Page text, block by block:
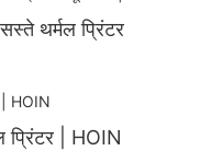
थर्मल प्रिंटर
प्रिंटर | HOIN